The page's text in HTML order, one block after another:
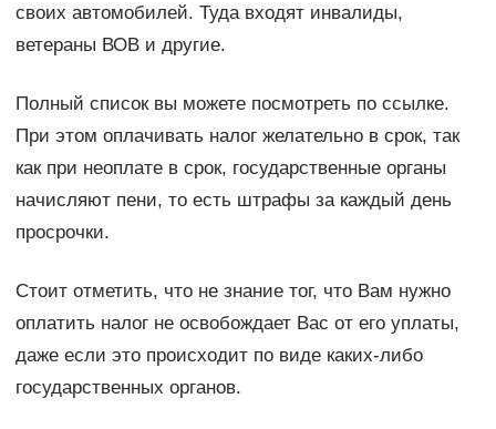
своих автомобилей. Туда входят инвалиды,
ветераны ВОВ и другие.
Полный список вы можете посмотреть по ссылке.
При этом оплачивать налог желательно в срок, так
как при неоплате в срок, государственные органы
начисляют пени, то есть штрафы за каждый день
просрочки.
Стоит отметить, что не знание тог, что Вам нужно
оплатить налог не освобождает Вас от его уплаты,
даже если это происходит по виде каких-либо
государственных органов.